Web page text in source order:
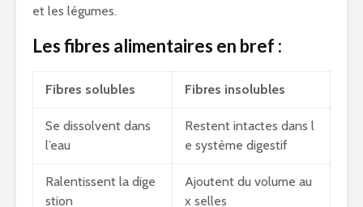
et les légumes.
Les fibres alimentaires en bref :
Fibres solubles Fibres insolubles
Se dissolvent dans
l’eau
Restent intactes dans l
e système digestif
Ralentissent la dige
stion
Ajoutent du volume au
x selles